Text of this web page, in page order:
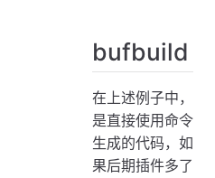
bufbuild
在上述例子中，
是直接使用命令
生成的代码，如
果后期插件多了